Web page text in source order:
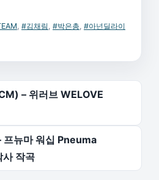
, #김채림, #박은총, #아넌딜라이
– 위러브 WELOVE
뉴마 워십 Pneuma
작곡